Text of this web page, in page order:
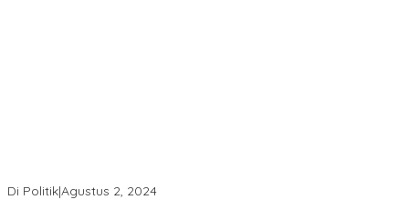
Di Politik|Agustus 2, 2024